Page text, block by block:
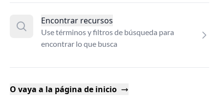
Encontrar recursos
Use términos y filtros de búsqueda para
encontrar lo que busca
O vaya a la página de inicio